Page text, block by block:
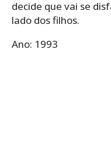
decide que vai se
lado dos filhos.
Ano: 1993